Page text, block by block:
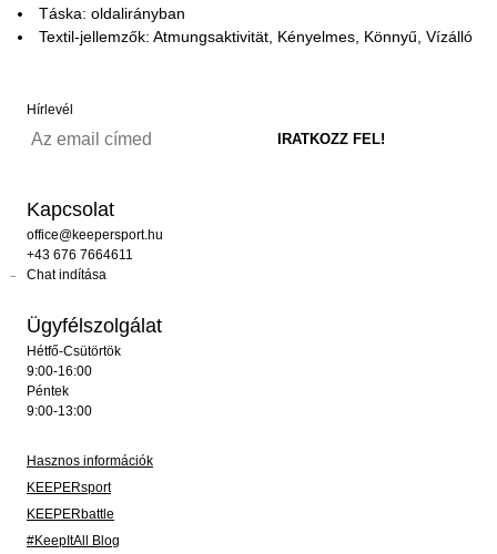
Táska: oldalirányban
Textil-jellemzők: Atmungsaktivität, Kényelmes, Könnyű, Vízálló
Hírlevél
Kapcsolat
office@keepersport.hu
+43 676 7664611
Chat indítása
Ügyfélszolgálat
Hétfő-Csütörtök
9:00-16:00
Péntek
9:00-13:00
Hasznos információk
KEEPERsport
KEEPERbattle
#KeepItAll Blog